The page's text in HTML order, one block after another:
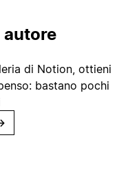
autore
di Notion, ottieni
bastano pochi